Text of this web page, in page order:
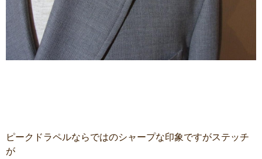
ピークドラペルならではのシャープな印象ですがステッチ
が